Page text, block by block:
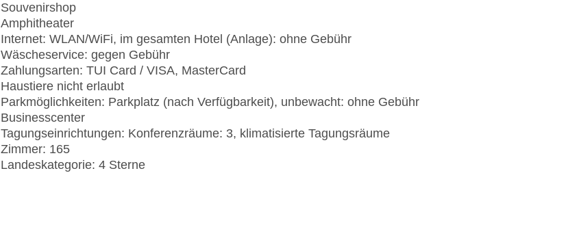
Souvenirshop
Amphitheater
Internet: WLAN/WiFi, im gesamten Hotel (Anlage): ohne Gebühr
Wäscheservice: gegen Gebühr
Zahlungsarten: TUI Card / VISA, MasterCard
Haustiere nicht erlaubt
Parkmöglichkeiten: Parkplatz (nach Verfügbarkeit), unbewacht: ohne Gebühr
Businesscenter
Tagungseinrichtungen: Konferenzräume: 3, klimatisierte Tagungsräume
Zimmer: 165
Landeskategorie: 4 Sterne